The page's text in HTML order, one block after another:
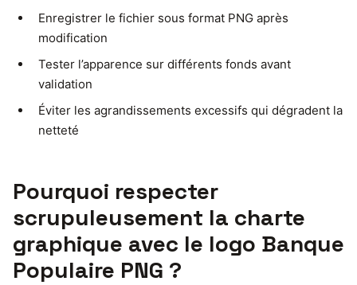
Enregistrer le fichier sous format PNG après
modification
Tester l’apparence sur différents fonds avant
validation
Éviter les agrandissements excessifs qui dégradent la
netteté
Pourquoi respecter
scrupuleusement la charte
graphique avec le logo Banque
Populaire PNG ?